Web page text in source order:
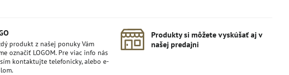
produkt z našej ponuky Vám
označiť LOGOM. Pre viac info nás
kontaktujte telefonicky, alebo e-
Produkty si môžete vyskúšať aj v
našej predajni